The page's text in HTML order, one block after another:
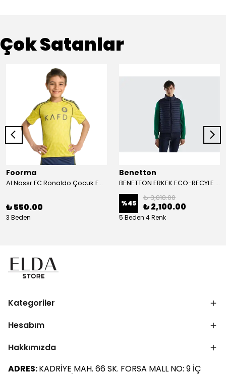
Çok Satanlar
Foorma
Al Nassr FC Ronaldo Çocuk Forma 2'li Takım(Şort/T-Shirt)
₺ 550.00
3 Beden
Benetton
BENETTON ERKEK ECO-RECYLE DOLGULU PUFA YELEK
%45
₺ 3,818.00
₺ 2,100.00
5 Beden 4 Renk
Kategoriler
Hesabım
Hakkımızda
ADRES:KADRİYE MAH. 66 SK. FORSA MALL NO: 9 İÇ